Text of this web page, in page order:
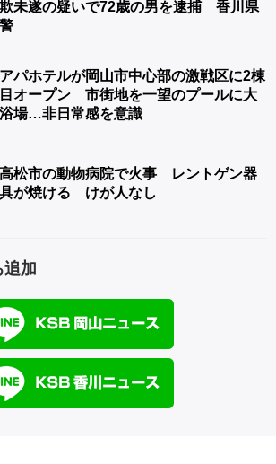
欺未遂の疑いで72歳の男を逮捕 香川県
警
アパホテルが岡山市中心部の激戦区に2棟
目オープン 市街地を一望のプールに大
浴場…非日常感を意識
高松市の動物病院で火事 レントゲン器
具が焼ける けが人なし
追加